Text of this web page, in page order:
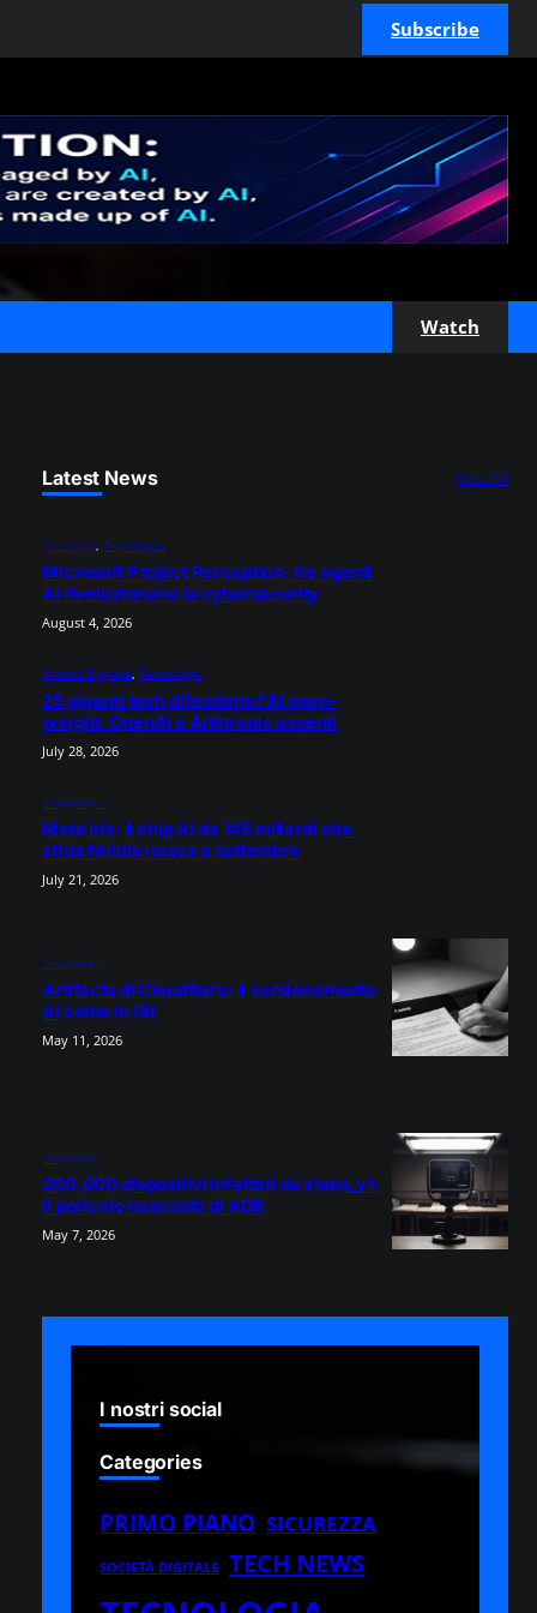
Subscribe
Watch
Latest News View All
Sicurezza, Tecnologia
Microsoft Project Perception: tre agenti
AI rivoluzionano la cybersecurity
August 4, 2026
Società Digitale, Tecnologia
25 giganti tech difendono l’AI open-
weight: OpenAI e Anthropic assenti
July 28, 2026
Tecnologia
Meta Iris: il chip AI da 145 miliardi che
sfida Nvidia nasce a settembre
July 21, 2026
Tecnologia
Artifacts di Cloudflare: il versionamento
AI come in Git
May 11, 2026
Sicurezza
200.000 dispositivi infettati da xlabs_v1:
il pericolo nascosto di ADB
May 7, 2026
I nostri social
Categories
PRIMO PIANO SICUREZZA
SOCIETÀ DIGITALE TECH NEWS